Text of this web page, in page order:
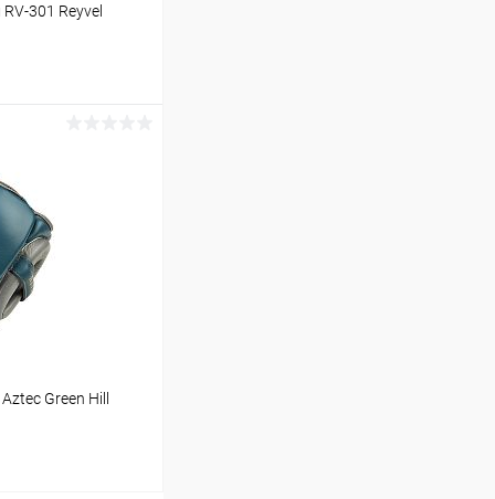
301 Reyvel
Сравнение
Под заказ
Green Hill